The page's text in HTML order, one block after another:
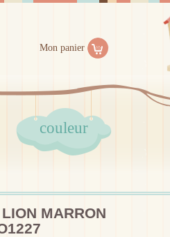
Mon panier
couleur
MARRON